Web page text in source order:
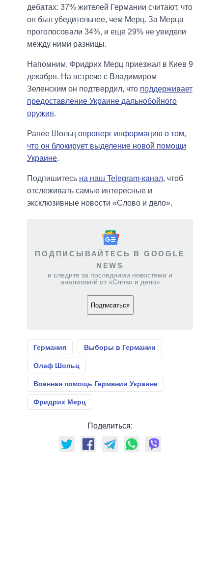
дебатах: 37% жителей Германии считают, что
он был убедительнее, чем Мерц. За Мерца
проголосовали 34%, и еще 29% не увидели
между ними разницы.
Напомним, Фридрих Мерц приезжал в Киев 9
декабря. На встрече с Владимиром
Зеленским он подтвердил, что поддерживает
предоставление Украине дальнобойного
оружия.
Ранее Шольц опроверг информацию о том,
что он блокирует выделение новой помощи
Украине.
Подпишитесь на наш Telegram-канал, чтоб
отслеживать самые интересные и
эксклюзивные новости «Слово и дело».
ПОДПИСЫВАЙТЕСЬ В GOOGLE
NEWS
и следите за последними новостями и
аналитикой от «Слово и дело»
Подписаться
Германия Выборы в Германии
Олаф Шольц
Военная помощь Германии Украине
Фридрих Мерц
Поделиться: